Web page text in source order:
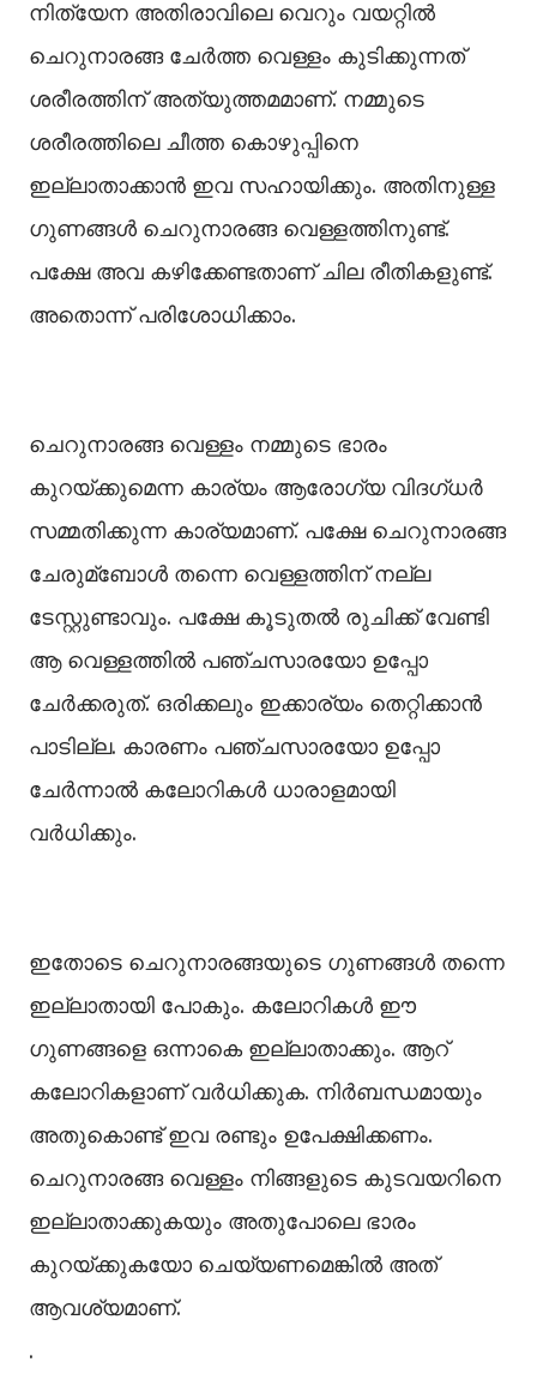
നിത്യേന അതിരാവിലെ വെറും വയറ്റില്‍
ചെറുനാരങ്ങ ചേര്‍ത്ത വെള്ളം കുടിക്കുന്നത്
ശരീരത്തിന് അത്യുത്തമമാണ്. നമ്മുടെ
ശരീരത്തിലെ ചീത്ത കൊഴുപ്പിനെ
ഇല്ലാതാക്കാന്‍ ഇവ സഹായിക്കും. അതിനുള്ള
ഗുണങ്ങള്‍ ചെറുനാരങ്ങ വെള്ളത്തിനുണ്ട്.
പക്ഷേ അവ കഴിക്കേണ്ടതാണ് ചില രീതികളുണ്ട്.
അതൊന്ന് പരിശോധിക്കാം.
ചെറുനാരങ്ങ വെള്ളം നമ്മുടെ ഭാരം
കുറയ്ക്കുമെന്ന കാര്യം ആരോഗ്യ വിദഗ്ധര്‍
സമ്മതിക്കുന്ന കാര്യമാണ്. പക്ഷേ ചെറുനാരങ്ങ
ചേരുമ്ബോള്‍ തന്നെ വെള്ളത്തിന് നല്ല
ടേസ്റ്റുണ്ടാവും. പക്ഷേ കൂടുതല്‍ രുചിക്ക് വേണ്ടി
ആ വെള്ളത്തില്‍ പഞ്ചസാരയോ ഉപ്പോ
ചേര്‍ക്കരുത്. ഒരിക്കലും ഇക്കാര്യം തെറ്റിക്കാന്‍
പാടില്ല. കാരണം പഞ്ചസാരയോ ഉപ്പോ
ചേര്‍ന്നാല്‍ കലോറികള്‍ ധാരാളമായി
വര്‍ധിക്കും.
ഇതോടെ ചെറുനാരങ്ങയുടെ ഗുണങ്ങള്‍ തന്നെ
ഇല്ലാതായി പോകും. കലോറികള്‍ ഈ
ഗുണങ്ങളെ ഒന്നാകെ ഇല്ലാതാക്കും. ആറ്
കലോറികളാണ് വര്‍ധിക്കുക. നിര്‍ബന്ധമായും
അതുകൊണ്ട് ഇവ രണ്ടും ഉപേക്ഷിക്കണം.
ചെറുനാരങ്ങ വെള്ളം നിങ്ങളുടെ കുടവയറിനെ
ഇല്ലാതാക്കുകയും അതുപോലെ ഭാരം
കുറയ്ക്കുകയോ ചെയ്യണമെങ്കില്‍ അത്
ആവശ്യമാണ്.
.